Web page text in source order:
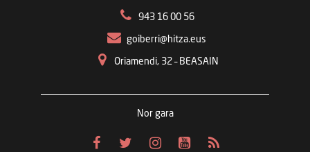
943 16 00 56
goiberri@hitza.eus
Oriamendi, 32 – BEASAIN
Nor gara